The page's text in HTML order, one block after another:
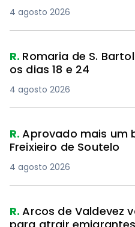
4 agosto 2026
R. Romaria de S.
os dias 18 e 24
4 agosto 2026
R.Aprovado mais um
Freixieiro de Soutelo
4 agosto 2026
R.Arcos de Valdevez